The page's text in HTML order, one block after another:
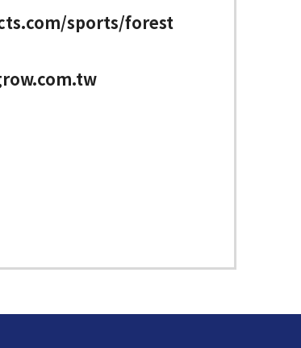
sports/forest